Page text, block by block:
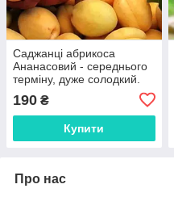
Саджанці абрикоса
Ананасовий - середнього
терміну, дуже солодкий.
190 ₴
Купити
Про нас